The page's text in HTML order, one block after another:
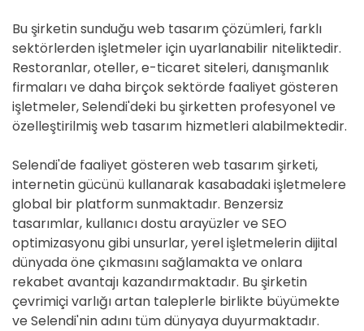
Bu şirketin sunduğu web tasarım çözümleri, farklı
sektörlerden işletmeler için uyarlanabilir niteliktedir.
Restoranlar, oteller, e-ticaret siteleri, danışmanlık
firmaları ve daha birçok sektörde faaliyet gösteren
işletmeler, Selendi'deki bu şirketten profesyonel ve
özelleştirilmiş web tasarım hizmetleri alabilmektedir.
Selendi'de faaliyet gösteren web tasarım şirketi,
internetin gücünü kullanarak kasabadaki işletmelere
global bir platform sunmaktadır. Benzersiz
tasarımlar, kullanıcı dostu arayüzler ve SEO
optimizasyonu gibi unsurlar, yerel işletmelerin dijital
dünyada öne çıkmasını sağlamakta ve onlara
rekabet avantajı kazandırmaktadır. Bu şirketin
çevrimiçi varlığı artan taleplerle birlikte büyümekte
ve Selendi'nin adını tüm dünyaya duyurmaktadır.